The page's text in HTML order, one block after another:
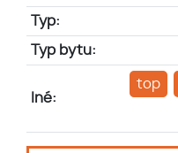
Typ:
Typ bytu:
Iné:
top